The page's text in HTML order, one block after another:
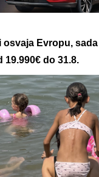
osvaja Evropu,
do 31.8.